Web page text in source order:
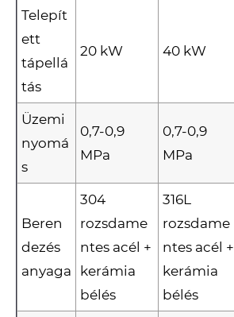
Telepít
ett
tápellá
tás
20 kW 40 kW
Üzemi
nyomá
s
0,7-0,9
MPa
0,7-0,9
MPa
Beren
dezés
anyaga
304
rozsdame
ntes acél +
kerámia
bélés
316L
rozsdame
ntes acél +
kerámia
bélés